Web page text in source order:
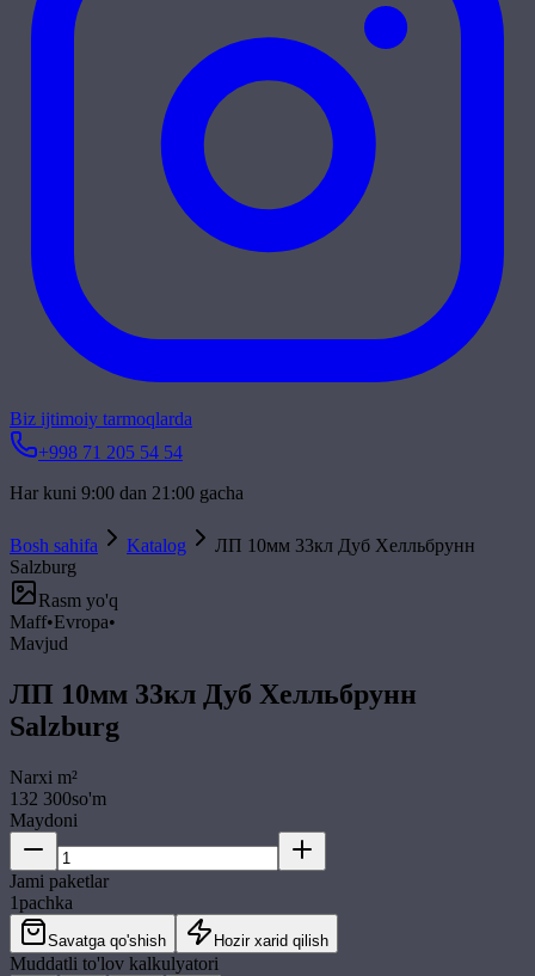
Biz ijtimoiy tarmoqlarda
+998 71 205 54 54
Har kuni 9:00 dan 21:00 gacha
Bosh sahifa Katalog
ЛП 10мм 33кл Дуб Хелльбрунн
Salzburg
Rasm yo'q
Maff•Evropa•
Mavjud
ЛП 10мм 33кл Дуб Хелльбрунн
Salzburg
Narxi m²
132 300so'm
Maydoni
Jami paketlar
1pachka
Savatga qo'shish Hozir xarid qilish
Muddatli to'lov kalkulyatori